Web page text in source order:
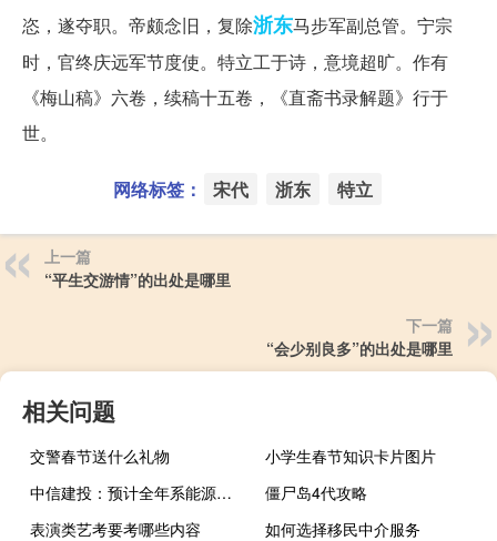
恣，遂夺职。帝颇念旧，复除浙东马步军副总管。宁宗
时，官终庆远军节度使。特立工于诗，意境超旷。作有
《梅山稿》六卷，续稿十五卷，《直斋书录解题》行于
世。
网络标签： 宋代 浙东 特立
上一篇
“平生交游情”的出处是哪里
下一篇
“会少别良多”的出处是哪里
相关问题
交警春节送什么礼物
小学生春节知识卡片图片
中信建投：预计全年系能源汽车销量超920万辆
僵尸岛4代攻略
表演类艺考要考哪些内容
如何选择移民中介服务